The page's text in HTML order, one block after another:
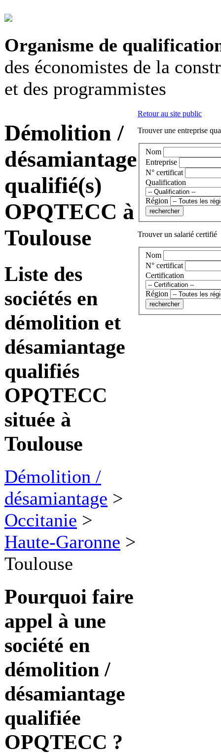
Organisme de
des économistes de la
et des programmistes
Démolition /
désamiantage
qualifié(s)
OPQTECC à
Toulouse
Liste des
sociétés en
démolition et
désamiantage
qualifiés
OPQTECC
située à
Toulouse
Démolition /
désamiantage >
Occitanie >
Haute-Garonne >
Toulouse
Pourquoi faire
appel à une
société en
démolition /
désamiantage
qualifiée
OPQTECC ?
Retour au site public
Trouver une entreprise
Nom
Entreprise
N° certificat
Qualification
Région
Trouver un salarié certifié
Nom
N° certificat
Certification
Région